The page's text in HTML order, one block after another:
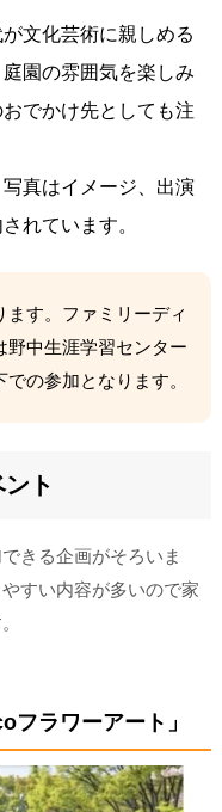
文化芸術に親しめる
園の雰囲気を楽しみ
でかけ先としても注
真はイメージ、出演
れています。
す。ファミリーディ
野中生涯学習センター
の参加となります。
ト
きる企画がそろいま
すい内容が多いので家
フラワーアート」